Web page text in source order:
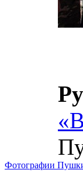
Фотографии